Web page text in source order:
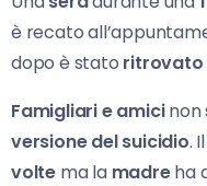
è recato
dopo è stato ritrovato
Famigliari e amicinon
versione del suicidio.
volte ma la madreha